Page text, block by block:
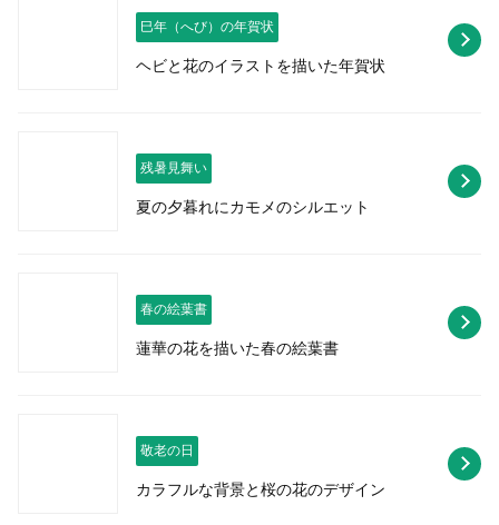
巳年（へび）の年賀状
ヘビと花のイラストを描いた年賀状
残暑見舞い
夏の夕暮れにカモメのシルエット
春の絵葉書
蓮華の花を描いた春の絵葉書
敬老の日
カラフルな背景と桜の花のデザイン